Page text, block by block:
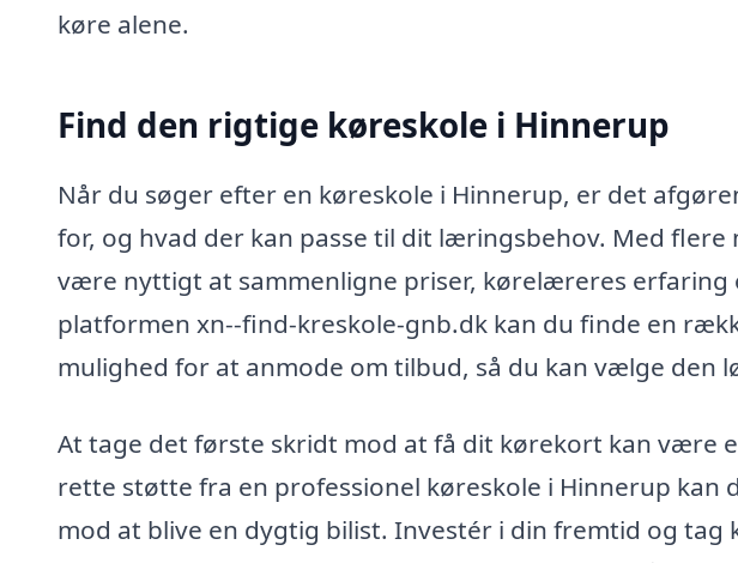
køre alene.
Find den rigtige køreskole i Hinnerup
Når du søger efter en køreskole i Hinnerup, er det
for, og hvad der kan passe til dit læringsbehov. Med
være nyttigt at sammenligne priser, kørelæreres erfaring
platformen xn--find-kreskole-gnb.dk kan du finde en
mulighed for at anmode om tilbud, så du kan vælge den
At tage det første skridt mod at få dit kørekort kan være
rette støtte fra en professionel køreskole i Hinnerup kan
mod at blive en dygtig bilist. Investér i din fremtid og tag